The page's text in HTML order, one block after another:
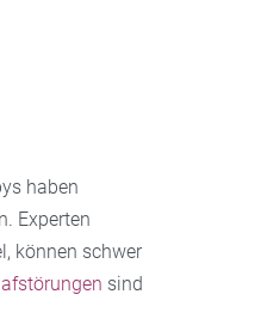
haben
Experten
können schwer
sind